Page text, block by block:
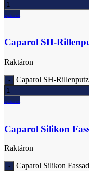
Ajánlatkérés
Caparol SH-
Raktáron
Caparol SH-
Ajánlatkérés
Caparol Silikon
Raktáron
Caparol Silikon